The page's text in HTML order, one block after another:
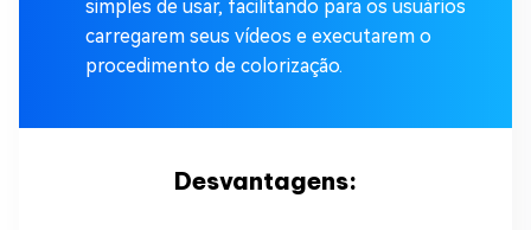
simples de usar, facilitando para os usuários
carregarem seus vídeos e executarem o
procedimento de colorização.
Desvantagens: